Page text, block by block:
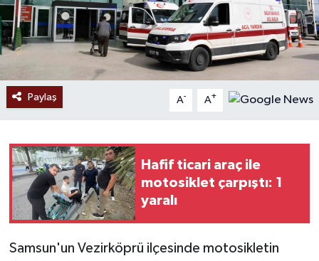
Paylaş A- A+
Hafif ticari araç ile
motosiklet çarpıştı: 1
yaralı
Samsun'un Vezirköprü ilçesinde motosikletin